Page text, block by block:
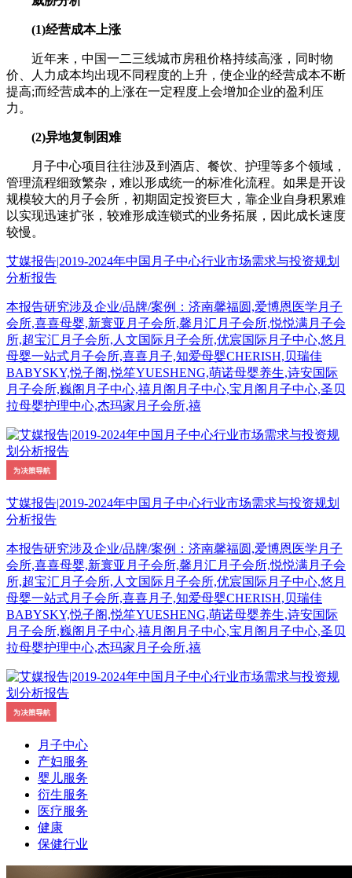
(1)经营成本上涨
近年来，中国一二三线城市房租价格持续高涨，同时物
价、人力成本均出现不同程度的上升，使企业的经营成本不断
提高;而经营成本的上涨在一定程度上会增加企业的盈利压
力。
(2)异地复制困难
月子中心项目往往涉及到酒店、餐饮、护理等多个领域，
管理流程细致繁杂，难以形成统一的标准化流程。如果是开设
规模较大的月子会所，初期固定投资巨大，靠企业自身积累难
以实现迅速扩张，较难形成连锁式的业务拓展，因此成长速度
较慢。
艾媒报告|2019-2024年中国月子中心行业市场需求与投资规划
分析报告
本报告研究涉及企业/品牌/案例：济南馨福圆,爱博恩医学月子
会所,喜喜母婴,新寰亚月子会所,馨月汇月子会所,悦悦满月子会
所,超宝汇月子会所,人文国际月子会所,优宸国际月子中心,悠月
母婴一站式月子会所,喜喜月子,知爱母婴CHERISH,贝瑞佳
BABYSKY,悦子阁,悦笙YUESHENG,萌诺母婴养生,诗安国际
月子会所,巍阁月子中心,禧月阁月子中心,宝月阁月子中心,圣贝
拉母婴护理中心,杰玛家月子会所,禧
艾媒报告|2019-2024年中国月子中心行业市场需求与投资规划
分析报告
本报告研究涉及企业/品牌/案例：济南馨福圆,爱博恩医学月子
会所,喜喜母婴,新寰亚月子会所,馨月汇月子会所,悦悦满月子会
所,超宝汇月子会所,人文国际月子会所,优宸国际月子中心,悠月
母婴一站式月子会所,喜喜月子,知爱母婴CHERISH,贝瑞佳
BABYSKY,悦子阁,悦笙YUESHENG,萌诺母婴养生,诗安国际
月子会所,巍阁月子中心,禧月阁月子中心,宝月阁月子中心,圣贝
拉母婴护理中心,杰玛家月子会所,禧
月子中心
产妇服务
婴儿服务
衍生服务
医疗服务
健康
保健行业